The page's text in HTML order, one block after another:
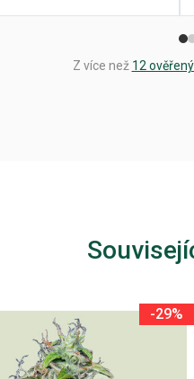
Z více než 12
-29%